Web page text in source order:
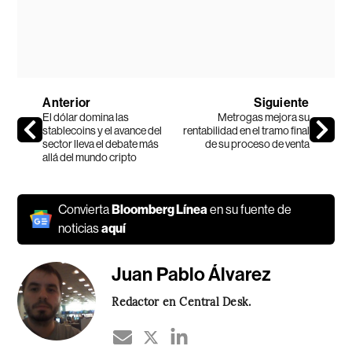
Anterior
El dólar domina las
stablecoins y el avance del
sector lleva el debate más
allá del mundo cripto
Siguiente
Metrogas mejora su
rentabilidad en el tramo final
de su proceso de venta
ConviertaBloomberg Línea en su fuente de
noticiasaquí
Juan Pablo Álvarez
Redactor en Central Desk.